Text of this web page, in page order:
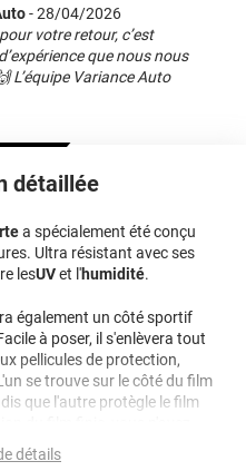
-28/04/2026
votre retour, c’est
que nous nous
L’équipe Variance Auto
détaillée
a spécialement été conçu
Ultra résistant avec ses
lesUVet l'humidité.
également un côté sportif
à poser, il s'enlèvera tout
pellicules de protection,
se trouve sur le côté du film
que l'autre protègle le film
transparent.
détails